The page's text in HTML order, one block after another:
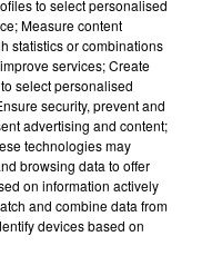
BRITNEY SPEARS
One More Time
to select personalised
Measure content
statistics or combinations
services; Create
select personalised
security, prevent and
advertising and content;
technologies may
browsing data to offer
on information actively
and combine data from
devices based on